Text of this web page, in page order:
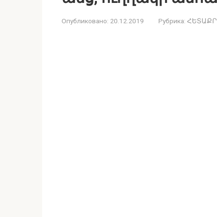
Опубликовано: 20.12.2019 Рубрика: